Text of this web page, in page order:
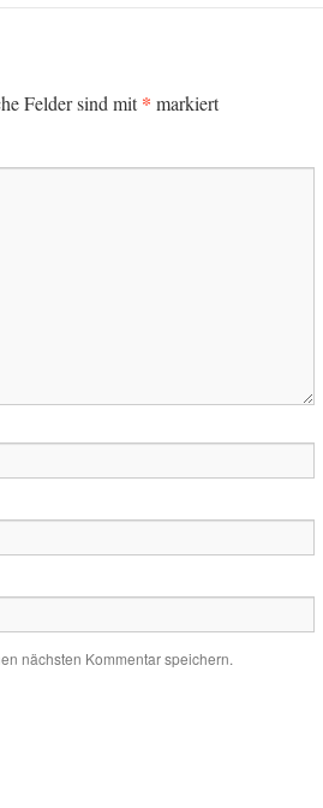
Felder sind mit* markiert
nächsten Kommentar speichern.